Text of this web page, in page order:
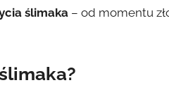
ślimaka – od momentu